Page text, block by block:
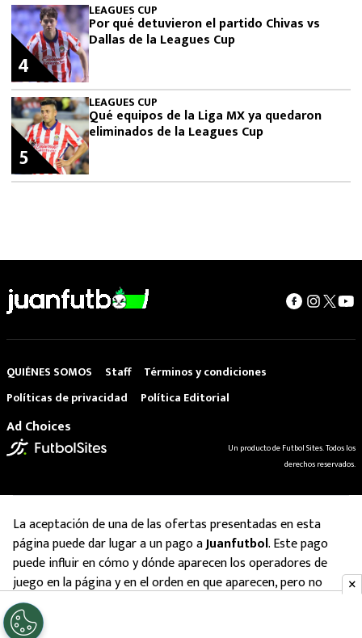
LEAGUES CUP
Por qué detuvieron el partido Chivas vs
Dallas de la Leagues Cup
4
LEAGUES CUP
Qué equipos de la Liga MX ya quedaron
eliminados de la Leagues Cup
5
QUIÉNES SOMOS Staff
Términos y condiciones
Políticas de privacidad
Política Editorial
Ad Choices
Un producto de Futbol Sites. Todos los
derechos reservados.
La aceptación de una de las ofertas presentadas en esta
página puede dar lugar a un pago aJuanfutbol. Este pago
puede influir en cómo y dónde aparecen los operadores de
juego en la página y en el orden en que aparecen, pero no
influye en nuestras evaluaciones.